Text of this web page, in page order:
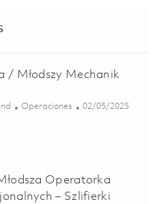
/ Młodszy Mechanik
Categoría
Operaciones Posted Date
02/05/2025
Mechaniczka / Młodszy Mechanik
Operatorka
– Szlifierki